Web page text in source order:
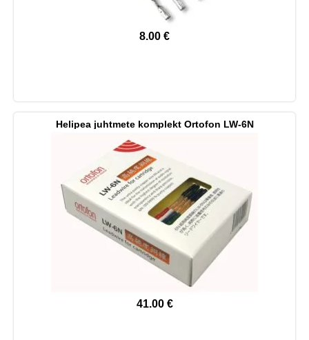
8.00 €
Helipea juhtmete komplekt Ortofon LW-6N
41.00 €